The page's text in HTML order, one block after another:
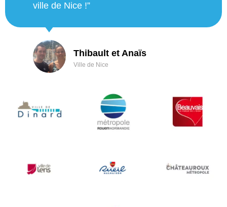
ville de Nice !”
Thibault et Anaïs
Ville de Nice